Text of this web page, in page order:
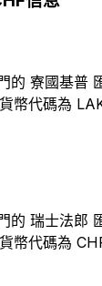
的 寮國基普
幣代碼為
的 瑞士法郎
幣代碼為